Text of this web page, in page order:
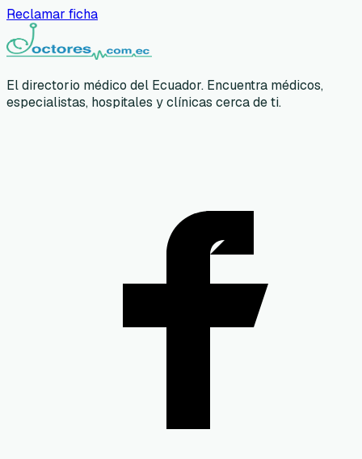
Reclamar ficha
El directorio médico del Ecuador. Encuentra médicos,
especialistas, hospitales y clínicas cerca de ti.